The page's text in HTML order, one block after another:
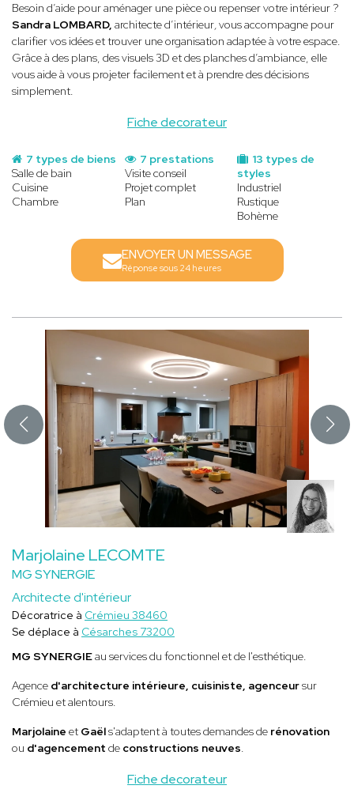
Fiche decorateur
Besoin d’aide pour aménager une pièce ou repenser votre intérieur ?
Sandra LOMBARD, architecte d’intérieur,vous accompagne pour
clarifier vos idées et trouver une organisation adaptée à votre espace.
Grâce à des plans, des visuels 3D et des planches d’ambiance, elle
vous aide à vous projeter facilement et à prendre des décisions
simplement.
7 types de biens
Salle de bain
Cuisine
Chambre
13 types de
styles
Industriel
Rustique
Bohème
7 prestations
Visite conseil
Projet complet
Plan
ENVOYER UN MESSAGE
Réponse sous 24 heures
Marjolaine LECOMTE
MG SYNERGIE
Architecte d'intérieur
Fiche decorateur
Décoratrice à Crémieu 38460
Se déplace à Césarches 73200
MG SYNERGIEau services du fonctionnel et de l'esthétique.
Agence d'architecture intérieure, cuisiniste, agenceursur
Crémieu et alentours.
Marjolaine et Gaëls'adaptent à toutes demandes de rénovation
ou d'agencement de constructions neuves.